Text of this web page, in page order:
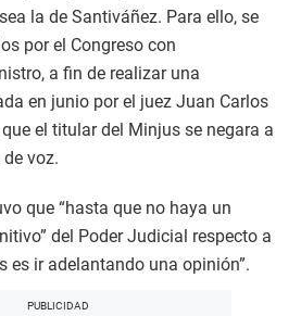
la de Santiváñez. Para ello, se
por el Congreso con
a fin de realizar una
en junio por el juez Juan Carlos
el titular del Minjus se negara a
voz.
que “hasta que no haya un
del Poder Judicial respecto a
es ir adelantando una opinión”.